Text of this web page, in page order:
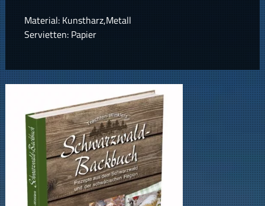
Material: Kunstharz,Metall
Servietten: Papier